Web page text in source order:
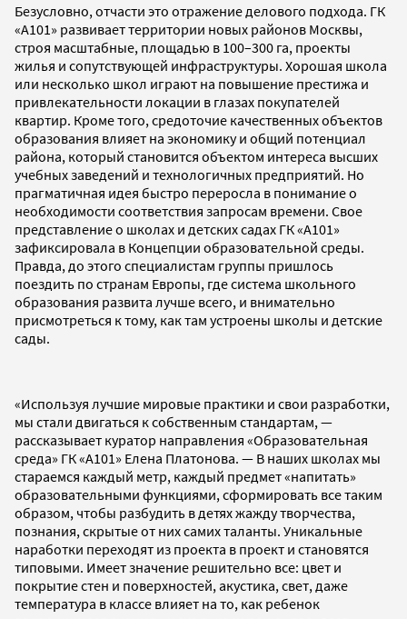
Безусловно, отчасти это отражение делового подхода. ГК
«А101» развивает территории новых районов Москвы,
строя масштабные, площадью в 100–300 га, проекты
жилья и сопутствующей инфраструктуры. Хорошая школа
или несколько школ играют на повышение престижа и
привлекательности локации в глазах покупателей
квартир. Кроме того, средоточие качественных объектов
образования влияет на экономику и общий потенциал
района, который становится объектом интереса высших
учебных заведений и технологичных предприятий. Но
прагматичная идея быстро переросла в понимание о
необходимости соответствия запросам времени. Свое
представление о школах и детских садах ГК «А101»
зафиксировала в Концепции образовательной среды.
Правда, до этого специалистам группы пришлось
поездить по странам Европы, где система школьного
образования развита лучше всего, и внимательно
присмотреться к тому, как там устроены школы и детские
сады.
«Используя лучшие мировые практики и свои разработки,
мы стали двигаться к собственным стандартам, —
рассказывает куратор направления «Образовательная
среда» ГК «А101» Елена Платонова. — В наших школах мы
стараемся каждый метр, каждый предмет «напитать»
образовательными функциями, сформировать все таким
образом, чтобы разбудить в детях жажду творчества,
познания, скрытые от них самих таланты. Уникальные
наработки переходят из проекта в проект и становятся
типовыми. Имеет значение решительно все: цвет и
покрытие стен и поверхностей, акустика, свет, даже
температура в классе влияет на то, как ребенок